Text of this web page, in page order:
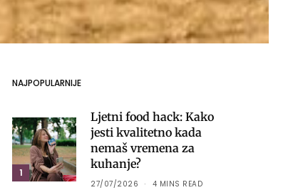
NAJPOPULARNIJE
1
Ljetni food hack: Kako
jesti kvalitetno kada
nemaš vremena za
kuhanje?
27/07/2026 4 MINS READ